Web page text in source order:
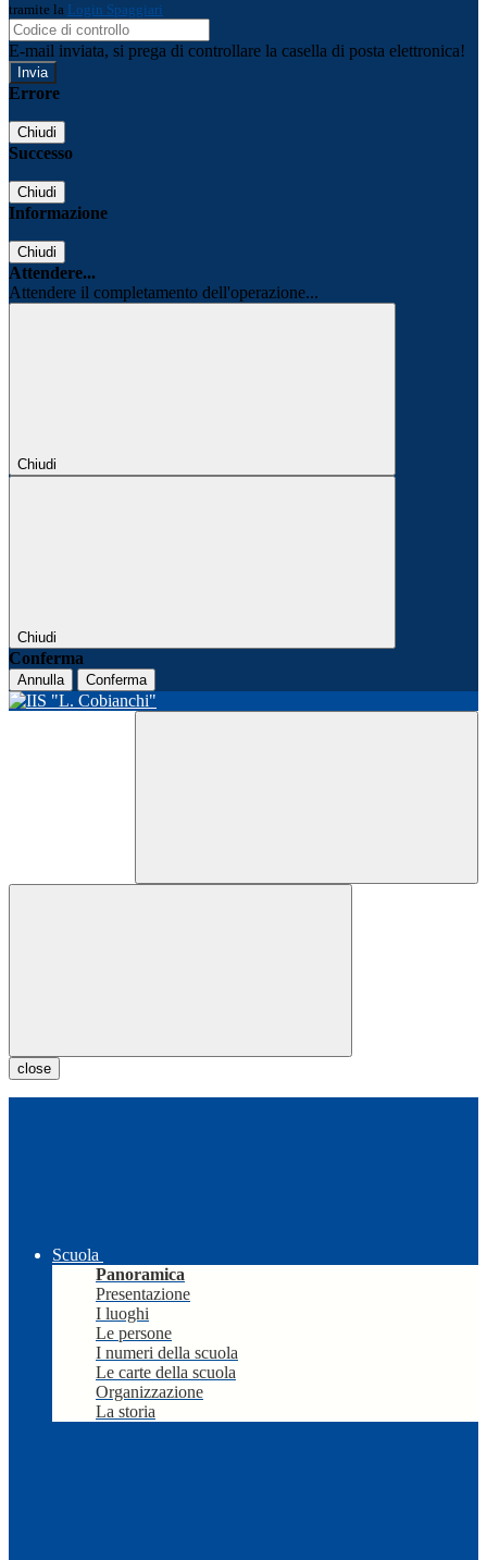
tramite la Login Spaggiari
E-mail inviata, si prega di controllare la casella di posta elettronica!
Errore
Chiudi
Successo
Chiudi
Informazione
Chiudi
Attendere...
Attendere il completamento dell'operazione...
Chiudi
Chiudi
Conferma
Annulla Conferma
close
Scuola
Panoramica
Presentazione
I luoghi
Le persone
I numeri della scuola
Le carte della scuola
Organizzazione
La storia